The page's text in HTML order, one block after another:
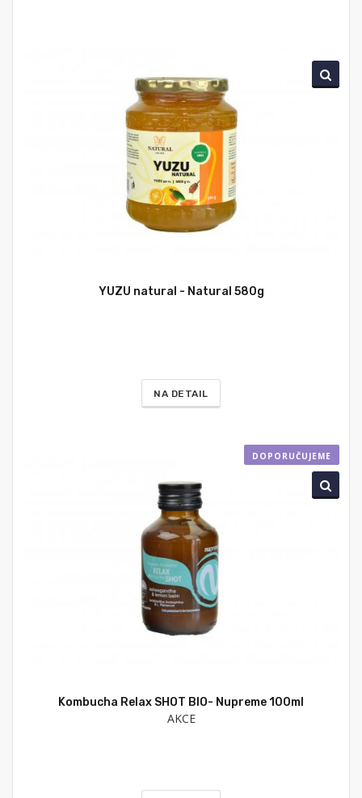
YUZU natural - Natural 580g
NA DETAIL
DOPORUČUJEME
Kombucha Relax SHOT BIO- Nupreme 100ml
AKCE